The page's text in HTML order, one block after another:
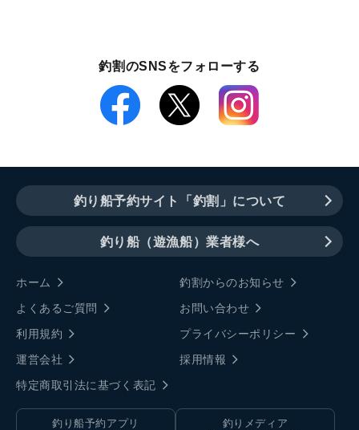
釣割のSNSをフォローする
釣り船予約サイト「釣割」について
釣り船（遊漁船）業者様へ
ホーム
釣割からのお知らせ
よくあるご質問
お問い合わせ
利用規約
プライバシーポリシー
運営会社
採用情報
特定商取引法に基づく表記
釣り船予約アプリ
釣りメディア